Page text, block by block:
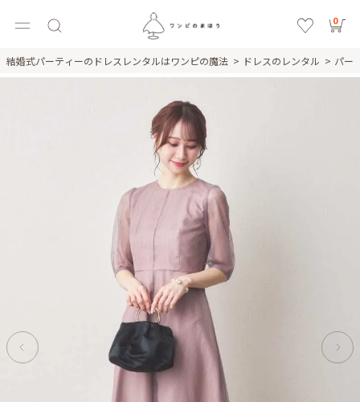
0
結婚式パーティーのドレスレンタルはワンピの魔法 ドレスのレンタル パー